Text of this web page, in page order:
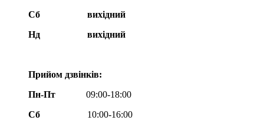
Сб
вихідний
Нд
вихідний
Прийом дзвінків:
Пн-Пт
09:00-18:00
Сб
10:00-16:00